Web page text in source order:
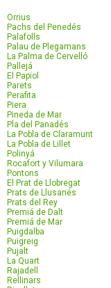
Orrius
Pachs del Penedés
Palafolls
Palau de Plegamans
La Palma de Cervelló
Pallejá
El Papiol
Parets
Perafita
Piera
Pineda de Mar
Pla del Panadés
La Pobla de Claramunt
La Pobla de Lillet
Polinyá
Rocafort y Vilumara
Pontons
El Prat de Llobregat
Prats de Llusanés
Prats del Rey
Premiá de Dalt
Premiá de Mar
Puigdalba
Puigreig
Pujalt
La Quart
Rajadell
Rellinars